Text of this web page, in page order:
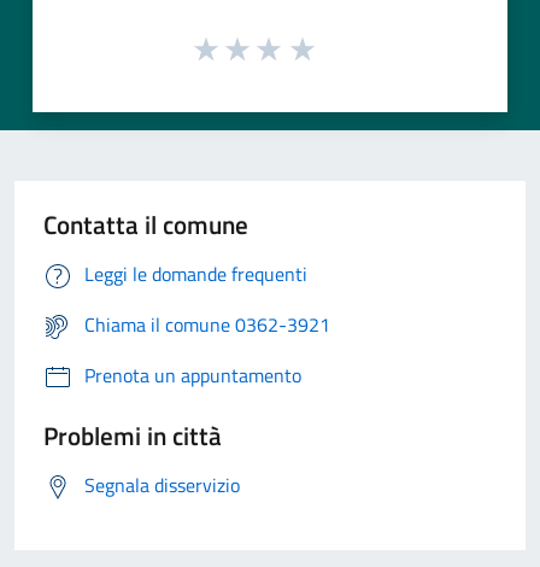
Contatta il comune
Leggi le domande frequenti
Chiama il comune 0362-3921
Prenota un appuntamento
Problemi in città
Segnala disservizio